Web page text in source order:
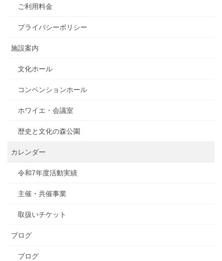
ご利用料金
プライバシーポリシー
施設案内
文化ホール
コンベンションホール
ホワイエ・会議室
歴史と文化の森公園
カレンダー
令和7年度活動実績
主催・共催事業
取扱いチケット
ブログ
ブログ